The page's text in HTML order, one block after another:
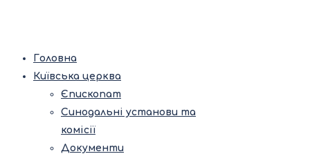
Головна
Київська церква
Єпископат
Синодальні установи та
комісії
Документи